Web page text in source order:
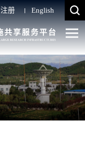
注册 English